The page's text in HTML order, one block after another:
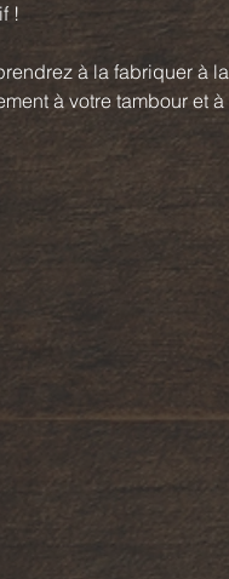
!
à la fabriquer à la
à votre tambour et à